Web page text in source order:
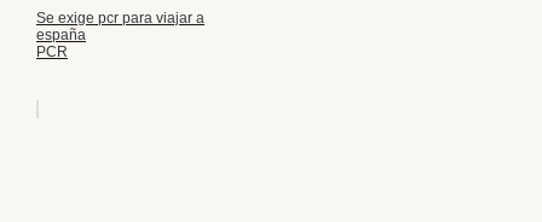
Se exige pcr para viajar a
españa
PCR